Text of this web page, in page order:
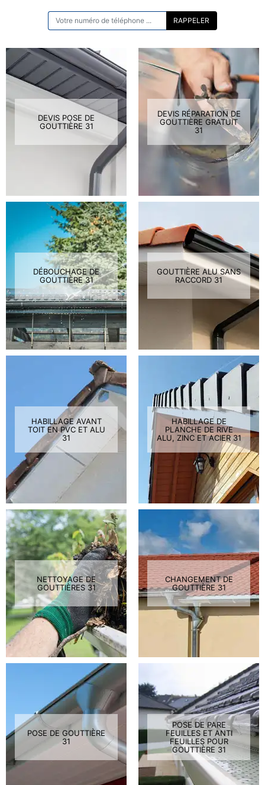
DEVIS POSE DE
GOUTTIÈRE 31
DEVIS RÉPARATION DE
GOUTTIÈRE GRATUIT
31
DÉBOUCHAGE DE
GOUTTIÈRE 31
GOUTTIÈRE ALU SANS
RACCORD 31
HABILLAGE AVANT
TOIT EN PVC ET ALU
31
HABILLAGE DE
PLANCHE DE RIVE
ALU, ZINC ET ACIER 31
NETTOYAGE DE
GOUTTIÈRES 31
CHANGEMENT DE
GOUTTIÈRE 31
POSE DE GOUTTIÈRE
31
POSE DE PARE
FEUILLES ET ANTI
FEUILLES POUR
GOUTTIÈRE 31